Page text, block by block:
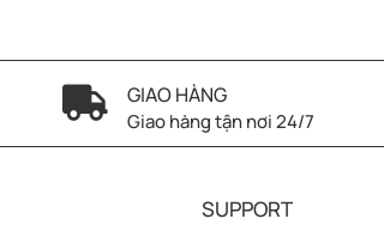
GIAO HÀNG
Giao hàng tận nơi 24/7
SUPPORT